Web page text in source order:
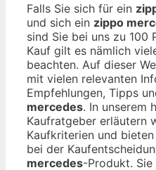
Falls Sie sich für ein
und sich ein zippo
sind Sie bei uns zu 100
Kauf gilt es nämlich
beachten. Auf dieser
mit vielen relevanten
Empfehlungen, Tipps
mercedes. In unserem
Kaufratgeber erläutern
Kaufkriterien und
bei der
mercedes-Produkt.